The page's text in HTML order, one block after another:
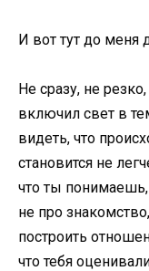
И вот тут до меня
Не сразу, не
включил свет в
видеть, что
становится не
что ты
не про
построить
что тебя